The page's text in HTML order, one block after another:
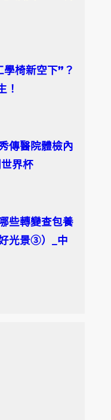
椅新空下”？
！
傳醫院體檢內
界杯
些轉變查包養
光景③）_中